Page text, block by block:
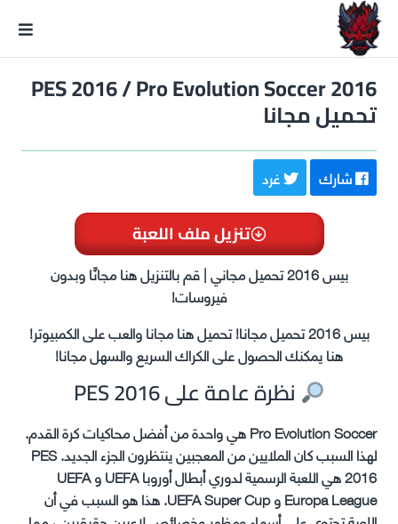
PES 2016 / Pro Evolution Soccer 2016
تحميل مجانا
شارك غرد
تنزيل ملف اللعبة
بيس 2016 تحميل مجاني | قم بالتنزيل هنا مجانًا وبدون
فيروسات!
بيس 2016 تحميل مجانا! تحميل هنا مجانا والعب على الكمبيوتر!
هنا يمكنك الحصول على الكراك السريع والسهل مجانا!
نظرة عامة على PES 2016
Pro Evolution Soccer هي واحدة من أفضل محاكيات كرة القدم.
لهذا السبب كان الملايين من المعجبين ينتظرون الجزء الجديد. PES
2016 هي اللعبة الرسمية لدوري أبطال أوروبا UEFA و UEFA
Europa League و UEFA Super Cup. هذا هو السبب في أن